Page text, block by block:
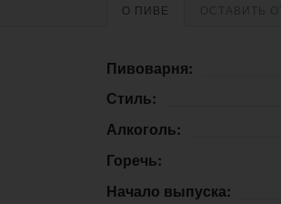
О ПИВЕ
Пивоварня:
Стиль:
Алкоголь:
Горечь:
Начало выпуска: